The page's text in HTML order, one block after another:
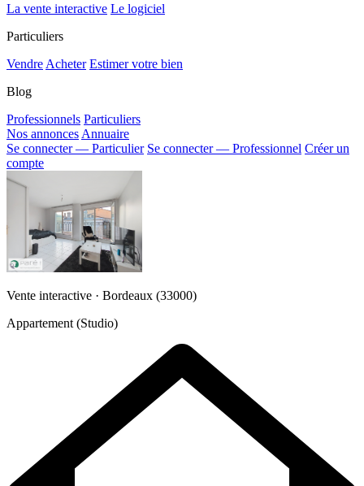
La vente interactive Le logiciel
Particuliers
Vendre Acheter Estimer votre bien
Blog
Professionnels Particuliers
Nos annonces Annuaire
Se connecter — Particulier Se connecter — Professionnel Créer un
compte
Vente interactive · Bordeaux (33000)
Appartement (Studio)